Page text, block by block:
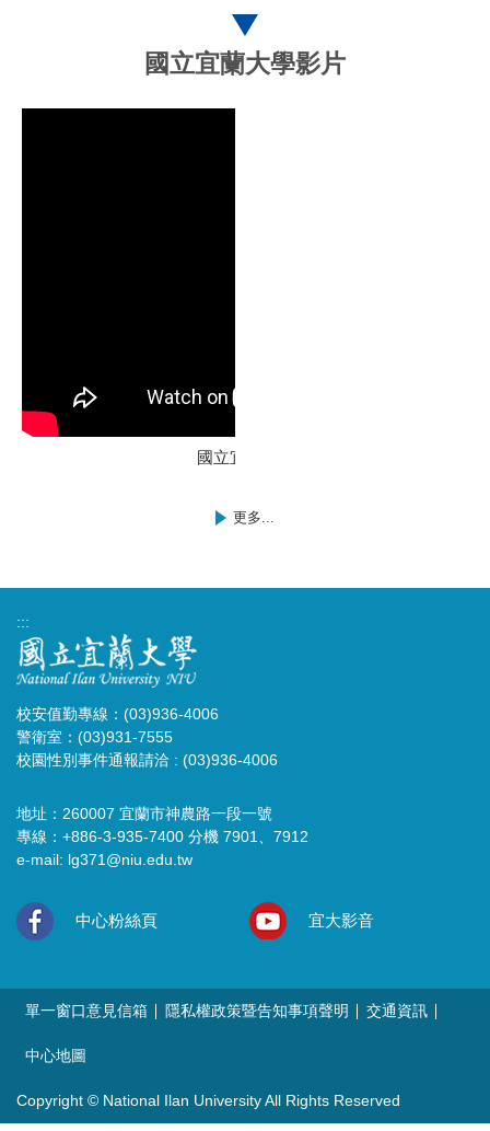
國立宜蘭大學影片
國立宜蘭大學校園介紹
更多...
:::
校安值勤專線：(03)936-4006
警衛室：(03)931-7555
校園性別事件通報請洽 : (03)936-4006
地址：260007 宜蘭市神農路一段一號
專線：+886-3-935-7400 分機 7901、7912
e-mail: lg371@niu.edu.tw
中心粉絲頁 宜大影音
單一窗口意見信箱 隱私權政策暨告知事項聲明 交通資訊
中心地圖
Copyright © National Ilan University All Rights Reserved